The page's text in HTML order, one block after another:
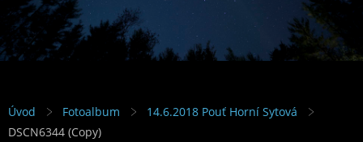
Úvod Fotoalbum
14.6.2018 Pouť Horní Sytová
DSCN6344 (Copy)